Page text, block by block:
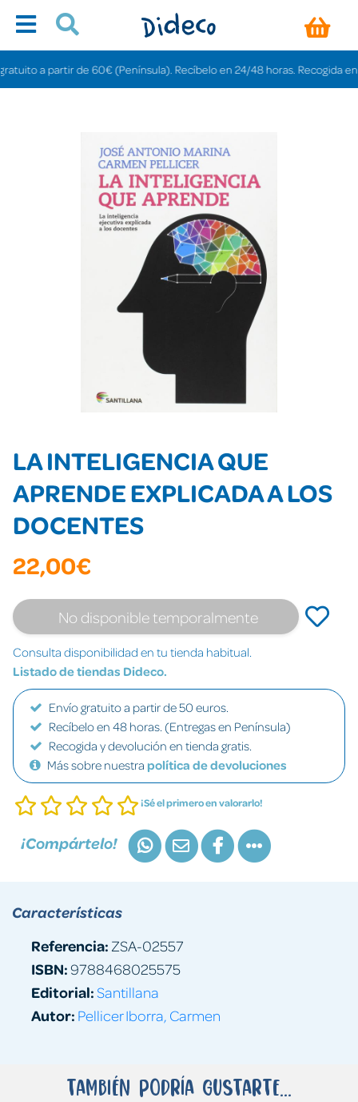
a partir de 60€ (Península). Recíbelo en 24/48 horas. Recogida en
LA INTELIGENCIA QUE
APRENDE EXPLICADA A LOS
DOCENTES
22,00€
No disponible temporalmente
Consulta disponibilidad en tu tienda habitual.
Listado de tiendas Dideco.
Envío gratuito a partir de 50 euros.
Recíbelo en 48 horas. (Entregas en Península)
Recogida y devolución en tienda gratis.
Más sobre nuestra política de devoluciones
¡Sé el primero en valorarlo!
¡Compártelo!
Características
Referencia: ZSA-02557
ISBN:9788468025575
Editorial:Santillana
Autor: Pellicer Iborra, Carmen
También podría gustarte...